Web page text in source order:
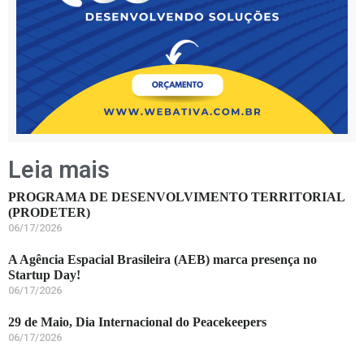
Leia mais
PROGRAMA DE DESENVOLVIMENTO TERRITORIAL
(PRODETER)
06/17/2026
A Agência Espacial Brasileira (AEB) marca presença no
Startup Day!
06/17/2026
29 de Maio, Dia Internacional do Peacekeepers
06/17/2026